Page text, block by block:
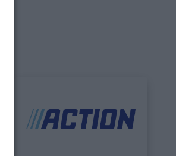
Intermarche Jelenia Góra